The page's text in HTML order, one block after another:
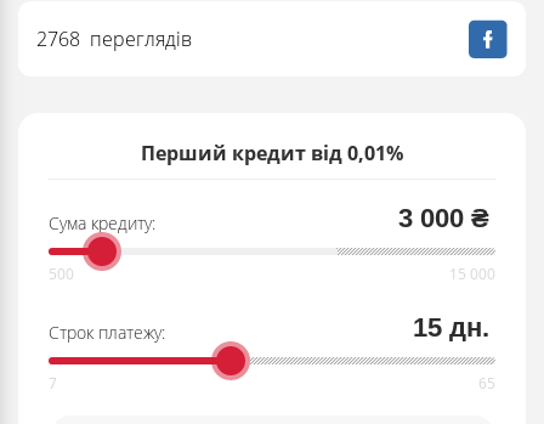
Перший кредит від 0,01%
Сума кредиту: 3 000 ₴
Строк платежу: 15 дн.
2768 переглядів